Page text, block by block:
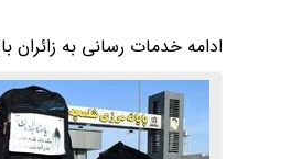
ادامه خدمات رسانی به زائران